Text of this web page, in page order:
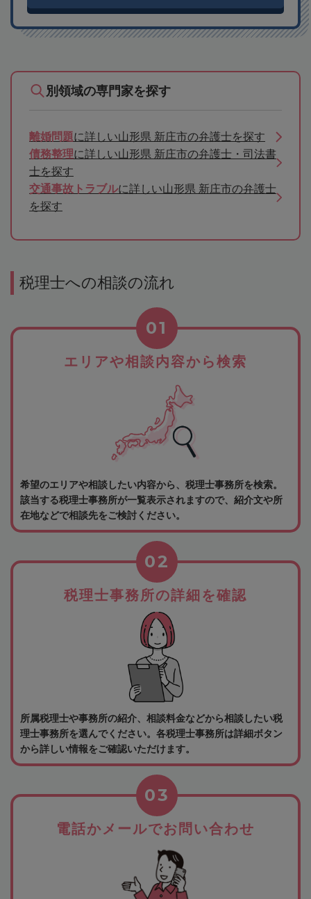
別領域の専門家を探す
離婚問題に詳しい山形県 新庄市の弁護士を探す
債務整理に詳しい山形県 新庄市の弁護士・司法書
士を探す
交通事故トラブルに詳しい山形県 新庄市の弁護士
を探す
税理士への相談の流れ
エリアや相談内容から検索
01
希望のエリアや相談したい内容から、税理士事務所を検索。
該当する税理士事務所が一覧表示されますので、紹介文や所
在地などで相談先をご検討ください。
税理士事務所の詳細を確認
02
所属税理士や事務所の紹介、相談料金などから相談したい税
理士事務所を選んでください。各税理士事務所は詳細ボタン
から詳しい情報をご確認いただけます。
電話かメールでお問い合わせ
03